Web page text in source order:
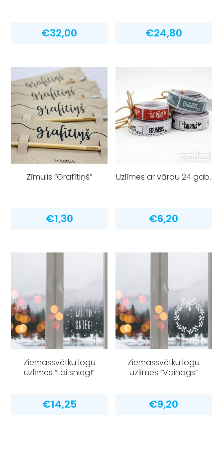
€32,00 €24,80
Zīmulis ”Grafītiņš”
€1,30
Uzlīmes ar vārdu 24 gab.
€6,20
Ziemassvētku logu
uzlīmes “Lai snieg!”
€14,25
Ziemassvētku logu
uzlīmes “Vainags”
€9,20